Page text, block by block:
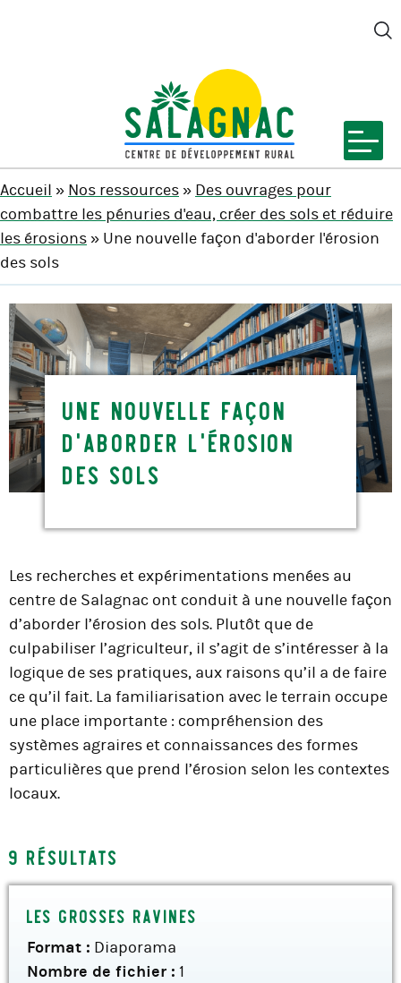
SALAGNAC
Accueil » Nos ressources» Des ouvrages pour
combattre les pénuries d'eau, créer des sols et réduire
les érosions» Une nouvelle façon d'aborder l'érosion
des sols
Une nouvelle façon
d'aborder l'érosion
des sols
Les recherches et expérimentations menées au
centre de Salagnac ont conduit à une nouvelle façon
d’aborder l’érosion des sols. Plutôt que de
culpabiliser l’agriculteur, il s’agit de s’intéresser à la
logique de ses pratiques, aux raisons qu’il a de faire
ce qu’il fait. La familiarisation avec le terrain occupe
une place importante : compréhension des
systèmes agraires et connaissances des formes
particulières que prend l’érosion selon les contextes
locaux.
9 résultats
Les grosses ravines
Format : Diaporama
Nombre de fichier : 1